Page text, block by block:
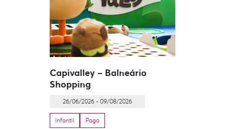
Capivalley – Balneário
Shopping
26/06/2026 - 09/08/2026
Infantil Pago